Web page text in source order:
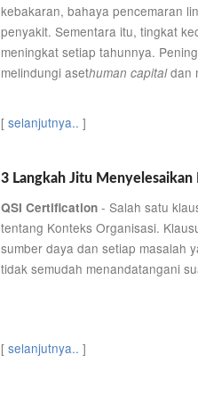
kebakaran, bahaya pencemaran
penyakit. Sementara itu, tingkat
meningkat setiap tahunnya.
melindungi asethuman capitaldan
[ selanjutnya.. ]
3 Langkah Jitu Menyelesaikan
QSI Certification - Salah satu
tentang Konteks Organisasi.
sumber daya dan setiap masalah
tidak semudah menandatangani
[ selanjutnya.. ]